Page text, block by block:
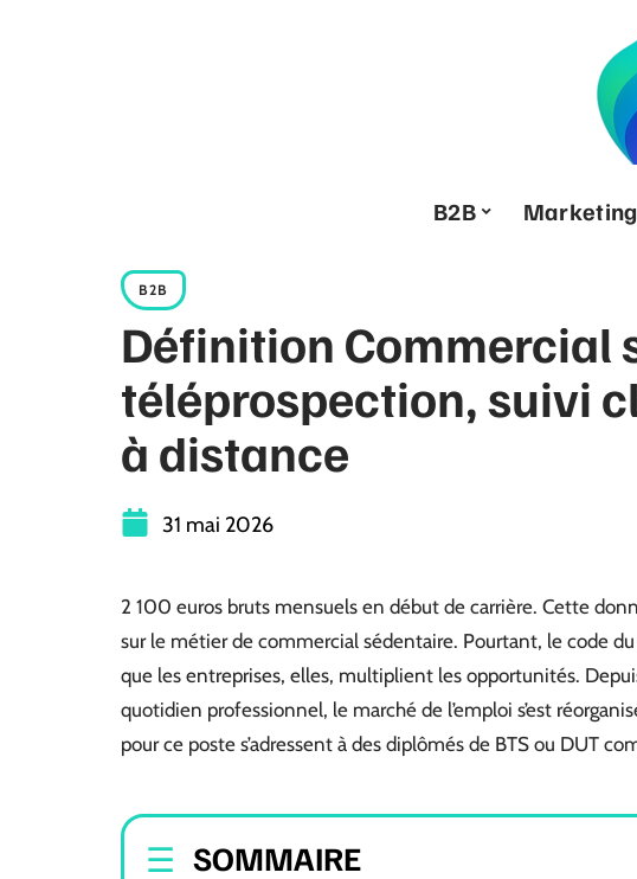
B2B Marketing
B2B
Définition Commercial
téléprospection, suivi
à distance
31 mai 2026
2 100 euros bruts mensuels en début de carrière. Cette
sur le métier de commercial sédentaire. Pourtant, le code
que les entreprises, elles, multiplient les opportunités.
quotidien professionnel, le marché de l’emploi s’est
pour ce poste s’adressent à des diplômés de BTS ou DUT
SOMMAIRE